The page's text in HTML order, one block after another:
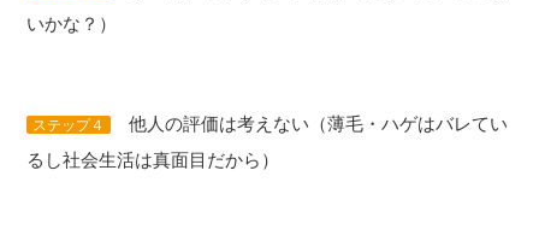
いかな？）
ステップ４
他人の評価は考えない（薄毛・ハゲはバレてい
るし社会生活は真面目だから）